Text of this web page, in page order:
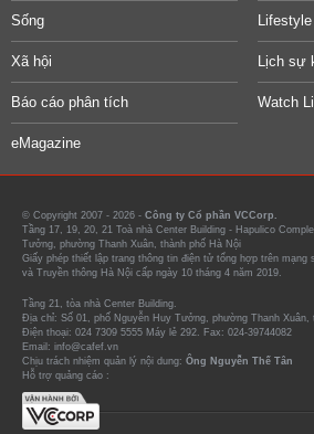
Sống Lifestyle
Xã hội Lịch sự
Báo cáo phân tích Watch
eMagazine
© Copyright 2007 - 2026 - Công ty Cổ phần VCCorp.
Tầng 17, 19, 20, 21 Toà nhà Center Building - Hapulico
Tưởng, phường Thanh Xuân, thành phố Hà Nội
Giấy phép thiết lập trang thông tin điện tử tổng hợp trên
và Truyền thông Hà Nội cấp ngày 10 tháng 4 năm 2019.
Tầng 21, tòa nhà Center Building.
Địa chỉ: Số 01, phố Nguyễn Huy Tưởng, phường Thanh Xuân,
Điện thoại: 024 7309 5555 Máy lẻ 292. Fax: 024-39744082
Email: info@cafef.vn
Chịu trách nhiệm quản lý nội dung: Ông Nguyễn Thế Tân
Hỗ trợ quảng cáo :